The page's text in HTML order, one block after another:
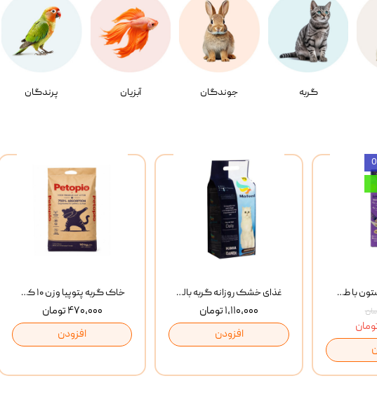
گربه جوندگان آبزیان پرندگان
خاک گربه پتوپیا وزن ۱۰ کیلوگرم
۴۷۰,۰۰۰ تومان
افزودن
غذای خشک روزانه گربه بالغ مفید MoFeed Adult Daily Cat Food وزن 2 کیلوگرم
۱,۱۱۰,۰۰۰ تومان
افزودن
بستنی گربه وینستون با طعم مرغ و ماهی Winstone Chicken & Fish بسته 8 عددی